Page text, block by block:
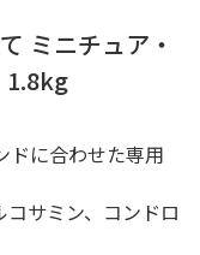
ミニチュア・
1.8kg
ドに合わせた専用
サミン、コンドロ